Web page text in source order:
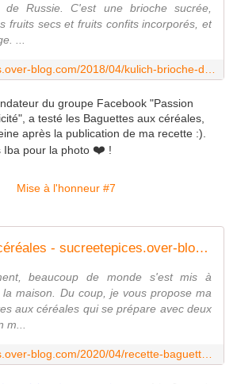
Russie. C'est une brioche sucrée,
fruits secs et fruits confits incorporés, et
...
du groupe Facebook "Passion
a testé les Baguettes aux céréales,
après la publication de ma recette :).
Iba pour la photo ❤️ !
Baguettes aux céréales - sucreetepices.over-blog.com
beaucoup de monde s'est mis à
maison. Du coup, je vous propose ma
aux céréales qui se prépare avec deux